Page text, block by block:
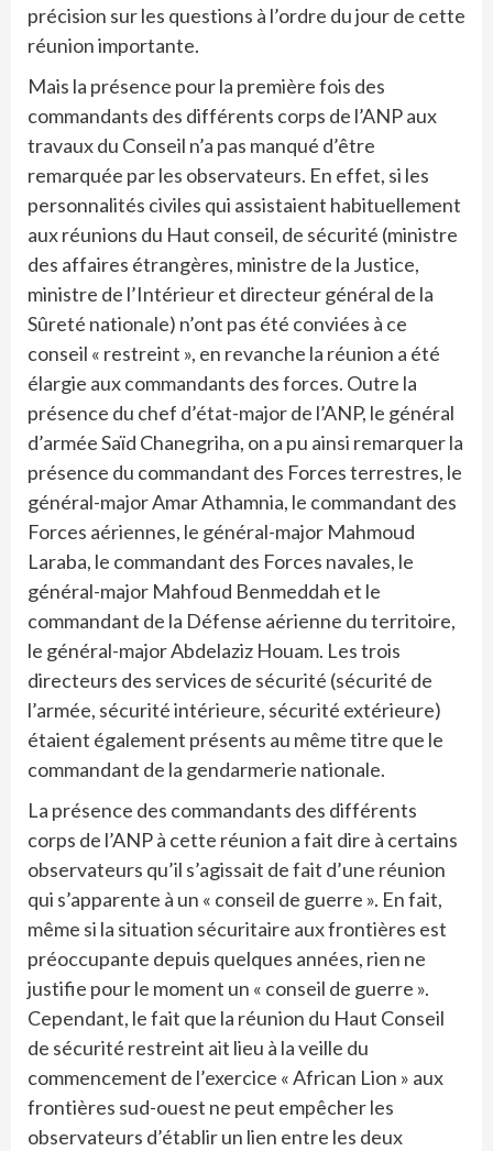
précision sur les questions à l’ordre du jour de cette
réunion importante.
Mais la présence pour la première fois des
commandants des différents corps de l’ANP aux
travaux du Conseil n’a pas manqué d’être
remarquée par les observateurs. En effet, si les
personnalités civiles qui assistaient habituellement
aux réunions du Haut conseil, de sécurité (ministre
des affaires étrangères, ministre de la Justice,
ministre de l’Intérieur et directeur général de la
Sûreté nationale) n’ont pas été conviées à ce
conseil « restreint », en revanche la réunion a été
élargie aux commandants des forces. Outre la
présence du chef d’état-major de l’ANP, le général
d’armée Saïd Chanegriha, on a pu ainsi remarquer la
présence du commandant des Forces terrestres, le
général-major Amar Athamnia, le commandant des
Forces aériennes, le général-major Mahmoud
Laraba, le commandant des Forces navales, le
général-major Mahfoud Benmeddah et le
commandant de la Défense aérienne du territoire,
le général-major Abdelaziz Houam. Les trois
directeurs des services de sécurité (sécurité de
l’armée, sécurité intérieure, sécurité extérieure)
étaient également présents au même titre que le
commandant de la gendarmerie nationale.
La présence des commandants des différents
corps de l’ANP à cette réunion a fait dire à certains
observateurs qu’il s’agissait de fait d’une réunion
qui s’apparente à un « conseil de guerre ». En fait,
même si la situation sécuritaire aux frontières est
préoccupante depuis quelques années, rien ne
justifie pour le moment un « conseil de guerre ».
Cependant, le fait que la réunion du Haut Conseil
de sécurité restreint ait lieu à la veille du
commencement de l’exercice « African Lion » aux
frontières sud-ouest ne peut empêcher les
observateurs d’établir un lien entre les deux